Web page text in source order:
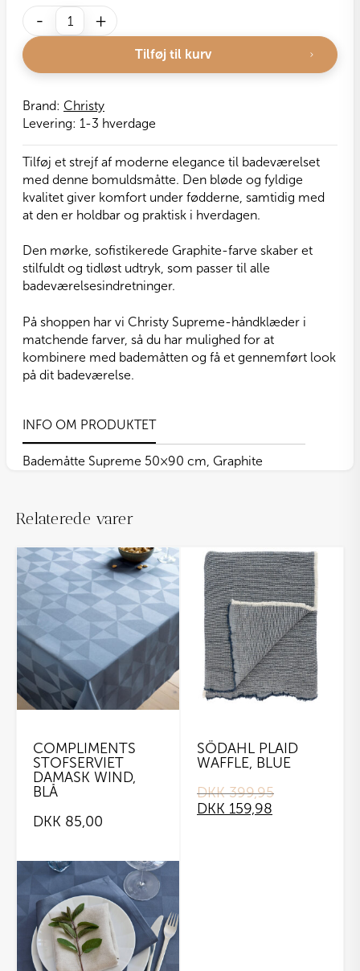
Brand: Christy
Levering: 1-3 hverdage
Tilføj et strejf af moderne elegance til badeværelset
med denne bomuldsmåtte. Den bløde og fyldige
kvalitet giver komfort under fødderne, samtidig med
at den er holdbar og praktisk i hverdagen.
Den mørke, sofistikerede Graphite-farve skaber et
stilfuldt og tidløst udtryk, som passer til alle
badeværelsesindretninger.
På shoppen har vi Christy Supreme-håndklæder i
matchende farver, så du har mulighed for at
kombinere med bademåtten og få et gennemført look
på dit badeværelse.
-
Christy
Bademåtte
Supreme,
Graphite
+
Tilføj til kurv
INFO OM PRODUKTET
Bademåtte Supreme 50×90 cm, Graphite
Relaterede varer
COMPLIMENTS
STOFSERVIET
DAMASK WIND,
BLÅ
DKK 85,00
SÖDAHL PLAID
WAFFLE, BLUE
DKK399,95
Original
price
DKK 159,98
Current
price